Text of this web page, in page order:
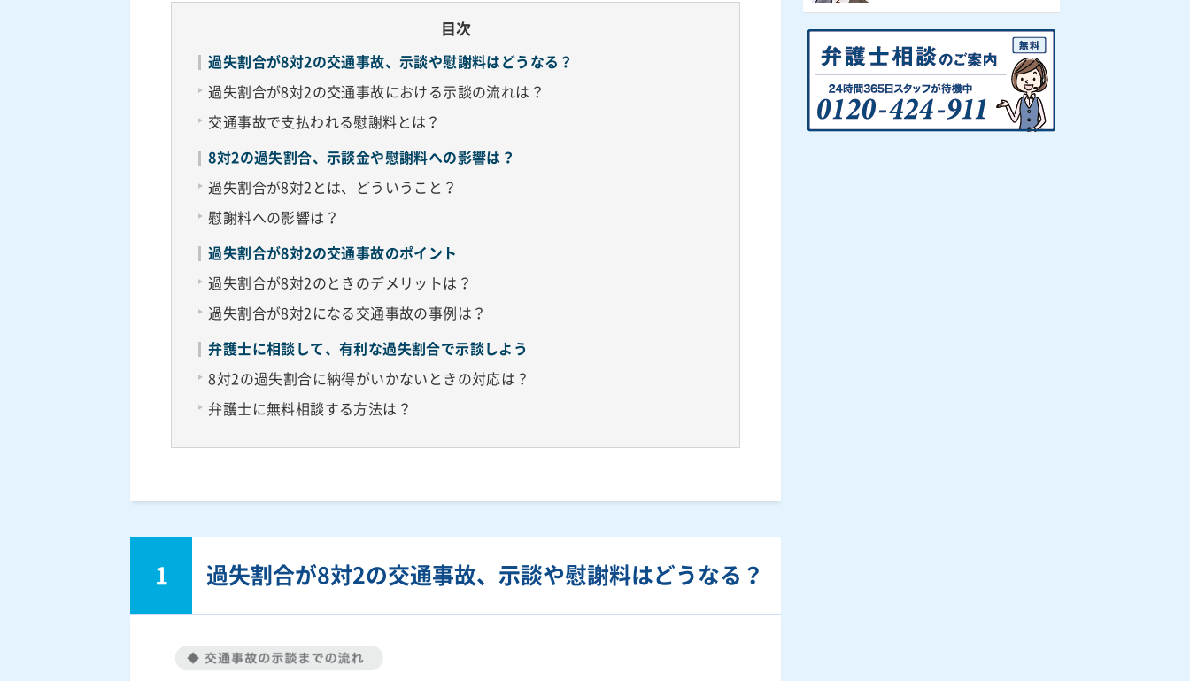
目次
過失割合が8対2の交通事故、示談や慰謝料はどうなる？
過失割合が8対2の交通事故における示談の流れは？
交通事故で支払われる慰謝料とは？
8対2の過失割合、示談金や慰謝料への影響は？
過失割合が8対2とは、どういうこと？
慰謝料への影響は？
過失割合が8対2の交通事故のポイント
過失割合が8対2のときのデメリットは？
過失割合が8対2になる交通事故の事例は？
弁護士に相談して、有利な過失割合で示談しよう
8対2の過失割合に納得がいかないときの対応は？
弁護士に無料相談する方法は？
1 過失割合が8対2の交通事故、示談や慰謝料はどうなる？